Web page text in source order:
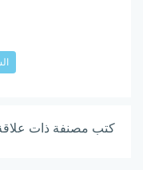
كتب مصنفة ذات